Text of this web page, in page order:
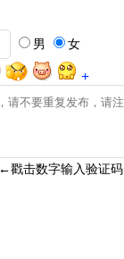
男 女
+
←戳击数字输入验证码